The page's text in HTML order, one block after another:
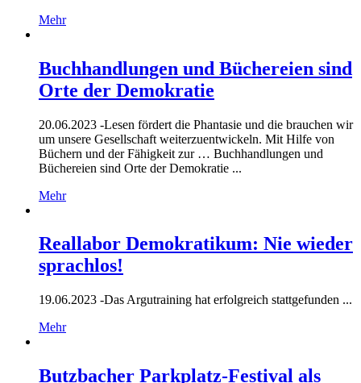
Mehr
Buchhandlungen und Büchereien sind
Orte der Demokratie
20.06.2023 -Lesen fördert die Phantasie und die brauchen wir
um unsere Gesellschaft weiterzuentwickeln. Mit Hilfe von
Büchern und der Fähigkeit zur … Buchhandlungen und
Büchereien sind Orte der Demokratie ...
Mehr
Reallabor Demokratikum: Nie wieder
sprachlos!
19.06.2023 -Das Argutraining hat erfolgreich stattgefunden ...
Mehr
Butzbacher Parkplatz-Festival als